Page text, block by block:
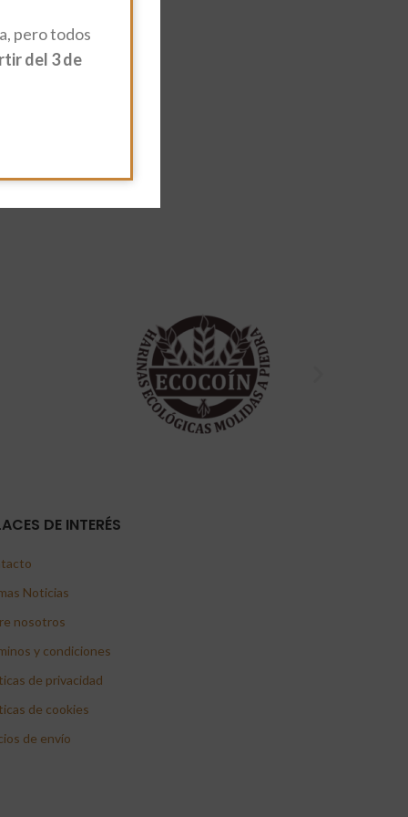
pero todos
del 3 de
DE INTERÉS
Noticias
nosotros
y condiciones
de privacidad
de cookies
de envío